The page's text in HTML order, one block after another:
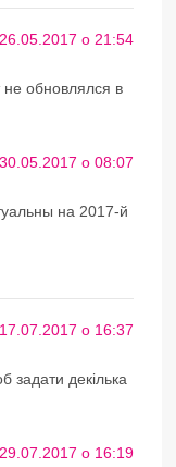
26.05.2017 о 21:54
не обновлялся в
30.05.2017 о 08:07
на 2017-й
17.07.2017 о 16:37
задати декілька
29.07.2017 о 16:19